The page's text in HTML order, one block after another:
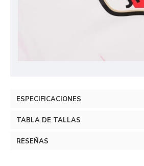
ESPECIFICACIONES
TABLA DE TALLAS
RESEÑAS